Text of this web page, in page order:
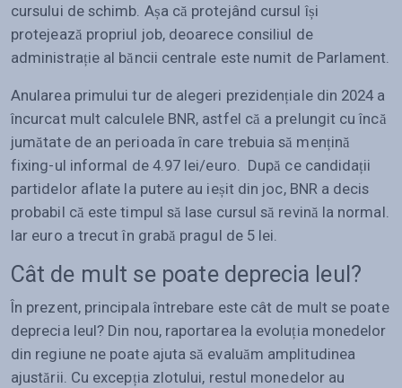
cursului de schimb. Așa că protejând cursul își
protejează propriul job, deoarece consiliul de
administrație al băncii centrale este numit de Parlament.
Anularea primului tur de alegeri prezidențiale din 2024 a
încurcat mult calculele BNR, astfel că a prelungit cu încă
jumătate de an perioada în care trebuia să mențină
fixing-ul informal de 4.97 lei/euro. După ce candidații
partidelor aflate la putere au ieșit din joc, BNR a decis
probabil că este timpul să lase cursul să revină la normal.
Iar euro a trecut în grabă pragul de 5 lei.
Cât de mult se poate deprecia leul?
În prezent, principala întrebare este cât de mult se poate
deprecia leul? Din nou, raportarea la evoluția monedelor
din regiune ne poate ajuta să evaluăm amplitudinea
ajustării. Cu excepția zlotului, restul monedelor au